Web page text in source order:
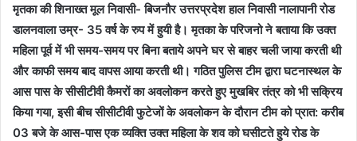
मृतका की शिनाख्त मूल निवासी- बिजनौर उत्तरप्रदेश हाल निवासी नालापानी रोड
डालनवाला उम्र- 35 वर्ष के रुप में हुयी है। मृतका के परिजनो ने बताया कि उक्त
महिला पूर्व में भी समय-समय पर बिना बताये अपने घर से बाहर चली जाया करती थी
और काफी समय बाद वापस आया करती थी। गठित पुलिस टीम द्वारा घटनास्थल के
आस पास के सीसीटीवी कैमरों का अवलोकन करते हुए मुखबिर तंत्र को भी सक्रिय
किया गया, इसी बीच सीसीटीवी फुटेजों के अवलोकन के दौरान टीम को प्रात: करीब
03 बजे के आस-पास एक व्यक्ति उक्त महिला के शव को घसीटते हुये रोड के